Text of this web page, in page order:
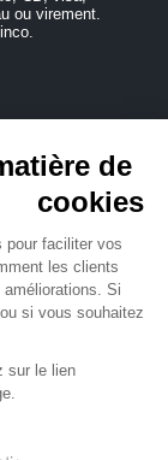
de
cookies
pour faciliter vos
les clients
Si
si vous souhaitez
sur le lien